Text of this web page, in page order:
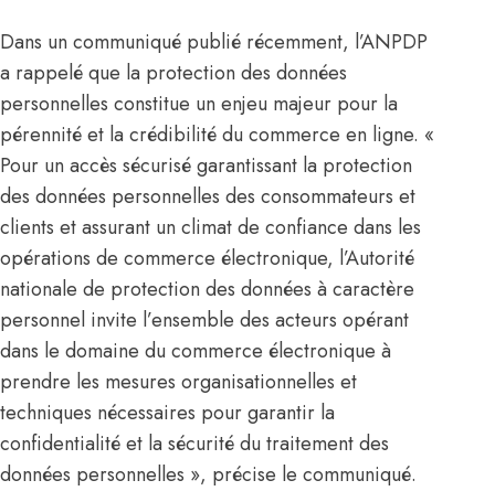
Dans un communiqué publié récemment, l’ANPDP
a rappelé que la protection des données
personnelles constitue un enjeu majeur pour la
pérennité et la crédibilité du commerce en ligne. «
Pour un accès sécurisé garantissant la protection
des données personnelles des consommateurs et
clients et assurant un climat de confiance dans les
opérations de commerce électronique, l’Autorité
nationale de protection des données à caractère
personnel invite l’ensemble des acteurs opérant
dans le domaine du commerce électronique à
prendre les mesures organisationnelles et
techniques nécessaires pour garantir la
confidentialité et la sécurité du traitement des
données personnelles », précise le communiqué.